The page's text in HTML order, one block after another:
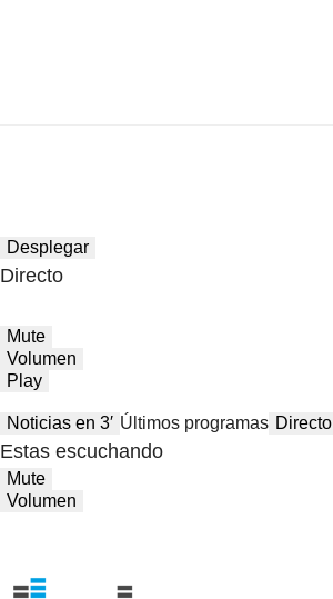
Desplegar
Directo
Mute
Volumen
Play
Noticias en 3′ Últimos programas Directo
Estas escuchando
Mute
Volumen